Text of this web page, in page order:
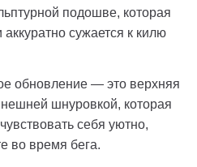
подошве, которая
сужается к килю
обновление — это верхняя
шнуровкой, которая
себя уютно,
во время бега.